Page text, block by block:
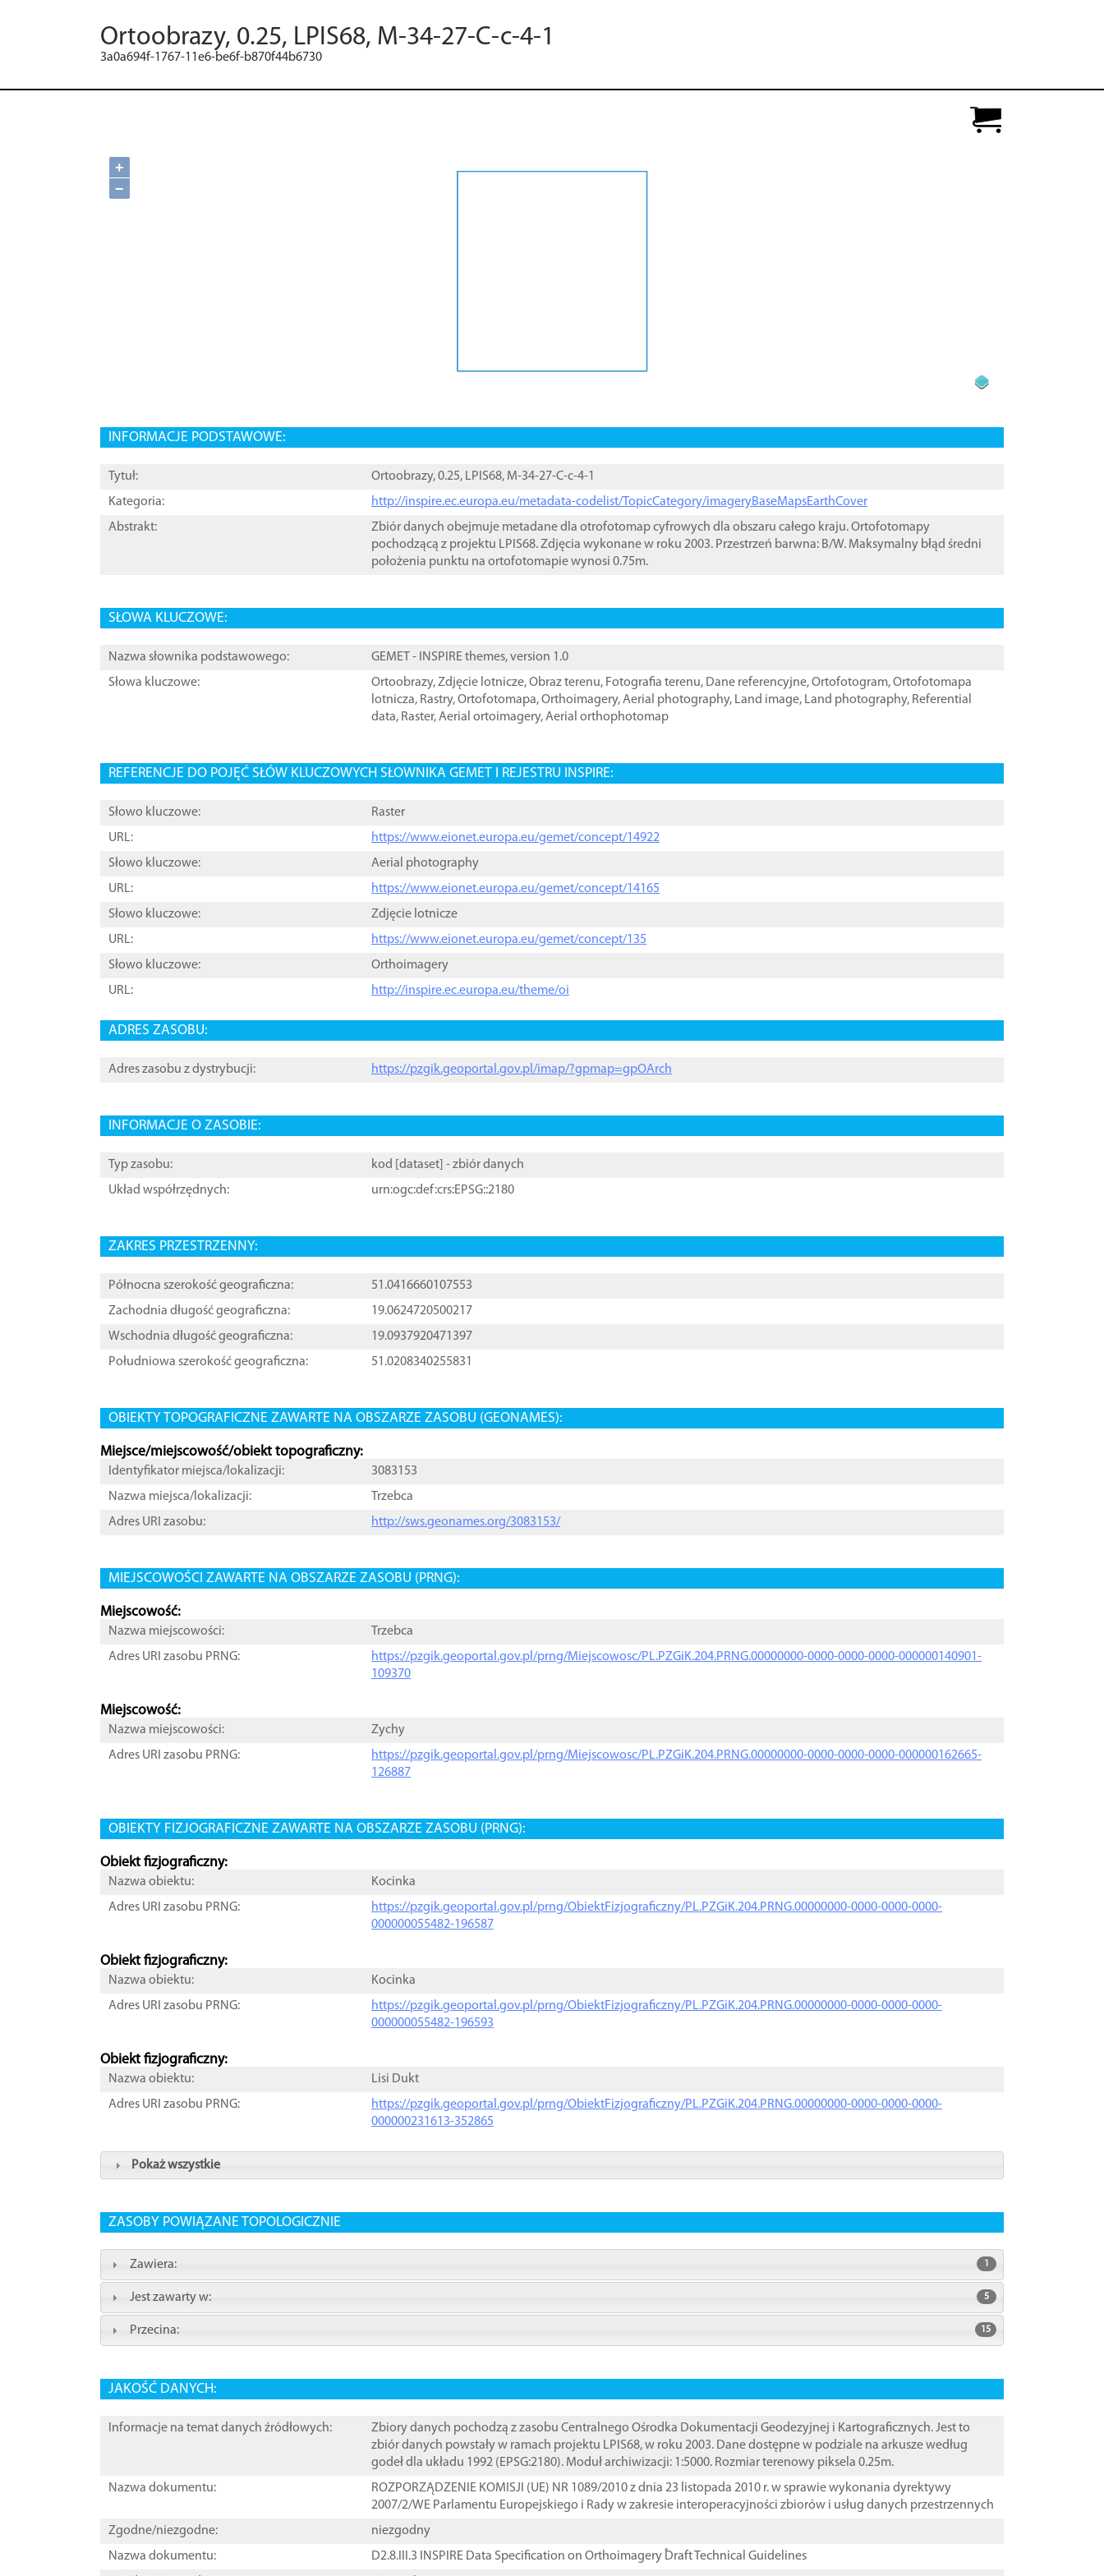
Ortoobrazy, 0.25, LPIS68, M-34-27-C-c-4-1
3a0a694f-1767-11e6-be6f-b870f44b6730
+
−
INFORMACJE PODSTAWOWE:
Tytuł:
Ortoobrazy, 0.25, LPIS68, M-34-27-C-c-4-1
Kategoria:
http://inspire.ec.europa.eu/metadata-codelist/TopicCategory/imageryBaseMapsEarthCover
Abstrakt:
Zbiór danych obejmuje metadane dla otrofotomap cyfrowych dla obszaru całego kraju. Ortofotomapy
pochodzącą z projektu LPIS68. Zdjęcia wykonane w roku 2003. Przestrzeń barwna: B/W. Maksymalny błąd średni
położenia punktu na ortofotomapie wynosi 0.75m.
SŁOWA KLUCZOWE:
Nazwa słownika podstawowego:
GEMET - INSPIRE themes, version 1.0
Słowa kluczowe:
Ortoobrazy,Zdjęcie lotnicze,Obraz terenu, Fotografia terenu, Dane referencyjne,Ortofotogram,Ortofotomapa
lotnicza, Rastry,Ortofotomapa,Orthoimagery,Aerial photography, Land image, Land photography, Referential
data, Raster,Aerial ortoimagery,Aerial orthophotomap
REFERENCJE DO POJĘĆ SŁÓW KLUCZOWYCH SŁOWNIKA GEMET I REJESTRU INSPIRE:
Słowo kluczowe:
Raster
URL:
https://www.eionet.europa.eu/gemet/concept/14922
Słowo kluczowe:
Aerial photography
URL:
https://www.eionet.europa.eu/gemet/concept/14165
Słowo kluczowe:
Zdjęcie lotnicze
URL:
https://www.eionet.europa.eu/gemet/concept/135
Słowo kluczowe:
Orthoimagery
URL:
http://inspire.ec.europa.eu/theme/oi
ADRES ZASOBU:
Adres zasobu z dystrybucji: https://pzgik.geoportal.gov.pl/imap/?gpmap=gpOArch
INFORMACJE O ZASOBIE:
Typ zasobu: kod [ dataset ] - zbiór danych
Układ współrzędnych:
urn:ogc:def:crs:EPSG::2180
ZAKRES PRZESTRZENNY:
Północna szerokość geograficzna:
51.0416660107553
Zachodnia długość geograficzna:
19.0624720500217
Wschodnia długość geograficzna:
19.0937920471397
Południowa szerokość geograficzna:
51.0208340255831
OBIEKTY TOPOGRAFICZNE ZAWARTE NA OBSZARZE ZASOBU (GEONAMES):
Miejsce/miejscowość/obiekt topograficzny:
Identyfikator miejsca/lokalizacji:
3083153
Nazwa miejsca/lokalizacji:
Trzebca
Adres URI zasobu:
http://sws.geonames.org/3083153/
MIEJSCOWOŚCI ZAWARTE NA OBSZARZE ZASOBU (PRNG):
Miejscowość:
Nazwa miejscowości:
Trzebca
Adres URI zasobu PRNG:
https://pzgik.geoportal.gov.pl/prng/Miejscowosc/PL.PZGiK.204.PRNG.00000000-0000-0000-0000-000000140901-
109370
Miejscowość:
Nazwa miejscowości:
Zychy
Adres URI zasobu PRNG:
https://pzgik.geoportal.gov.pl/prng/Miejscowosc/PL.PZGiK.204.PRNG.00000000-0000-0000-0000-000000162665-
126887
OBIEKTY FIZJOGRAFICZNE ZAWARTE NA OBSZARZE ZASOBU (PRNG):
Obiekt fizjograficzny:
Nazwa obiektu:
Kocinka
Adres URI zasobu PRNG:
https://pzgik.geoportal.gov.pl/prng/ObiektFizjograficzny/PL.PZGiK.204.PRNG.00000000-0000-0000-0000-
000000055482-196587
Obiekt fizjograficzny:
Nazwa obiektu:
Kocinka
Adres URI zasobu PRNG:
https://pzgik.geoportal.gov.pl/prng/ObiektFizjograficzny/PL.PZGiK.204.PRNG.00000000-0000-0000-0000-
000000055482-196593
Obiekt fizjograficzny:
Nazwa obiektu:
Lisi Dukt
Adres URI zasobu PRNG:
https://pzgik.geoportal.gov.pl/prng/ObiektFizjograficzny/PL.PZGiK.204.PRNG.00000000-0000-0000-0000-
000000231613-352865
Pokaż wszystkie
ZASOBY POWIĄZANE TOPOLOGICZNIE
Zawiera: 1
Jest zawarty w: 5
Przecina: 15
JAKOŚĆ DANYCH:
Informacje na temat danych źródłowych:
Zbiory danych pochodzą z zasobu Centralnego Ośrodka Dokumentacji Geodezyjnej i Kartograficznych. Jest to
zbiór danych powstały w ramach projektu LPIS68, w roku 2003. Dane dostępne w podziale na arkusze według
godeł dla układu 1992 (EPSG:2180). Moduł archiwizacji: 1:5000. Rozmiar terenowy piksela 0.25m.
Nazwa dokumentu:
ROZPORZĄDZENIE KOMISJI (UE) NR 1089/2010 z dnia 23 listopada 2010 r. w sprawie wykonania dyrektywy
2007/2/WE Parlamentu Europejskiego i Rady w zakresie interoperacyjności zbiorów i usług danych przestrzennych
Zgodne/niezgodne:
niezgodny
Nazwa dokumentu:
D2.8.III.3 INSPIRE Data Specification on Orthoimagery ֠Draft Technical Guidelines